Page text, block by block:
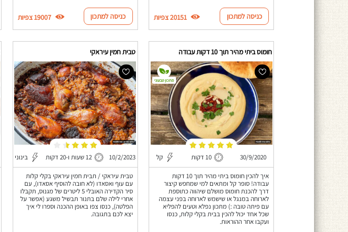
כניסה למתכון 20151 צפיות כניסה למתכון 19007 צפיות
חומוס ביתי מהיר תוך 10 דקות עבודה
30/9/2020 10 דקות קל
איך להכין חומוס ביתי מהיר תוך 10 דקות
עבודה! סופר קל ומתאים למי שמחפש קיצור
דרך להכנת חומוס מושלם שיהווה כתוספת
לארוחה במנגל או שישמש לארוחה בפני עצמה
עם פיתה טובה :) מתכון נפלא וטעים להפליא
שכל אחד יכול להכין בבית בקלי קלות, כנסו
ועקבו אחר ההוראות.
מתכון טבעוני
טבית חמין עיראקי
10/2/2023 12 שעות ו-20 דקות בינוני
טבית עיראקי / תבית חמין עיראקי בקלי קלות
עם עוף ואסאדו (לא חובה להוסיף אסאדו), עם
סיר הקדירה האובלי 5 ליטרים של מגנוס, תקבלו
אחרי לילה שלם בתנור תבשיל משגע (אפשר על
הפלטה), כנסו צפו באופן ההכנה וספרו לי איך
יצא לכם בתגובה.